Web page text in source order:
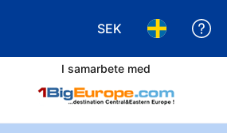
SEK
Välj valuta. Din
Välj språk.
I samarbete med